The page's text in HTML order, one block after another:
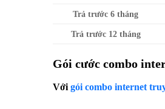
Trả trước 6 tháng
Trả trước 12 tháng
Gói cước combo
Với gói combo internet